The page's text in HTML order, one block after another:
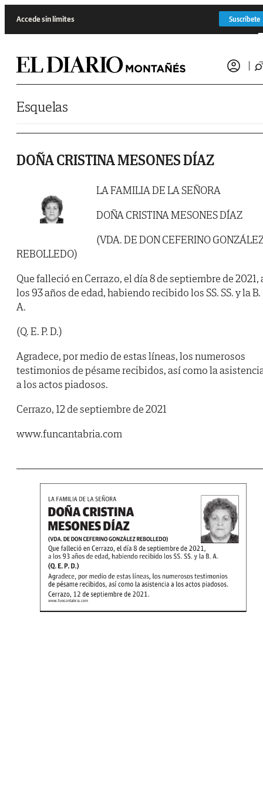
Accede sin límites Suscríbete
Esquelas
DOÑA CRISTINA MESONES DÍAZ
LA FAMILIA DE LA SEÑORA
DOÑA CRISTINA MESONES DÍAZ
(VDA. DE DON CEFERINO
REBOLLEDO)
Que falleció en Cerrazo, el día 8 de septiembre de 2021,
los 93 años de edad, habiendo recibido los SS. SS. y la B.
A.
(Q. E. P. D.)
Agradece, por medio de estas líneas, los numerosos
testimonios de pésame recibidos, así como la
a los actos piadosos.
Cerrazo, 12 de septiembre de 2021
www.funcantabria.com